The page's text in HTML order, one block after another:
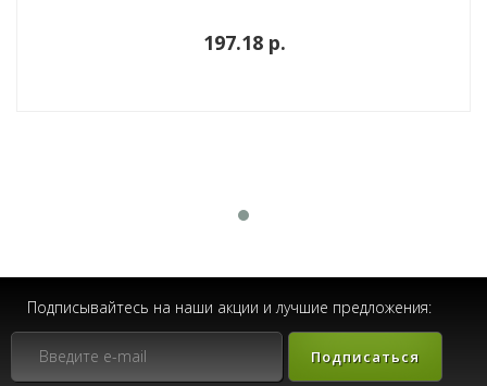
197.18 p.
Подписывайтесь на наши акции и лучшие предложения:
Подписаться